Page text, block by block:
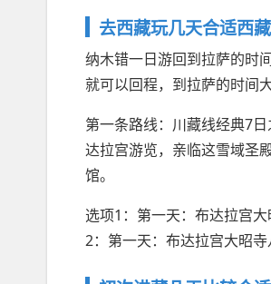
去西藏玩几天合适西
纳木错一日游回到拉萨的时
就可以回程，到拉萨的时间
第一条路线：川藏线经典7
达拉宫游览，亲临这雪域圣
馆。
选项1：第一天：布达拉宫
2：第一天：布达拉宫大昭